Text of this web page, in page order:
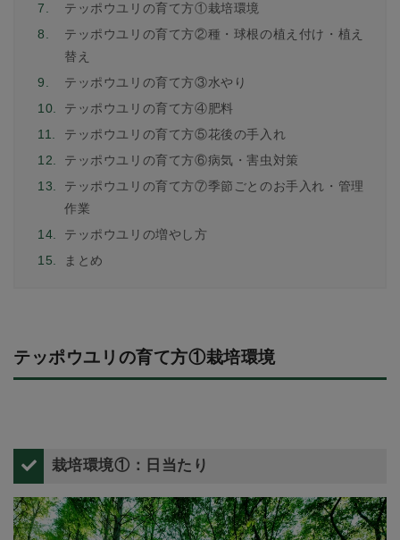
7.
テッポウユリの育て方①栽培環境
8.
テッポウユリの育て方②種・球根の植え付け・植え
替え
9.
テッポウユリの育て方③水やり
10.
テッポウユリの育て方④肥料
11.
テッポウユリの育て方⑤花後の手入れ
12.
テッポウユリの育て方⑥病気・害虫対策
13.
テッポウユリの育て方⑦季節ごとのお手入れ・管理
作業
14.
テッポウユリの増やし方
15.
まとめ
テッポウユリの育て方①栽培環境
栽培環境①：日当たり